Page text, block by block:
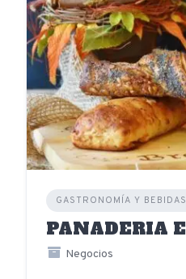
GASTRONOMÍA Y BEBIDAS
PANADERIA
Negocios